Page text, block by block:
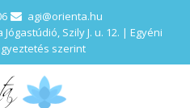
agi@orienta.hu
Szily J. u. 12. | Egyéni
szerint